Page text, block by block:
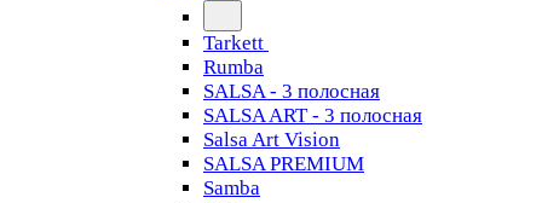
Tarkett
Rumba
SALSA - 3 полосная
SALSA ART - 3 полосная
Salsa Art Vision
SALSA PREMIUM
Samba